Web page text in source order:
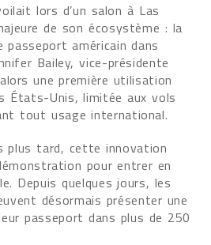
lors d’un salon à Las
de son écosystème : la
passeport américain dans
Bailey, vice-présidente
une première utilisation
États-Unis, limitée aux vols
tout usage international.
plus tard, cette innovation
pour entrer en
Depuis quelques jours, les
désormais présenter une
passeport dans plus de 250